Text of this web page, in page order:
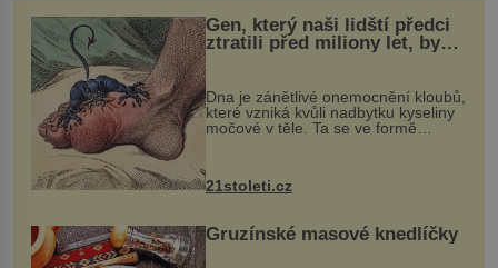
Gen, který naši lidští předci
ztratili před miliony let, by
mohl pomoci s léčbou
„nemoci králů“
Dna je zánětlivé onemocnění kloubů,
které vzniká kvůli nadbytku kyseliny
močové v těle. Ta se ve formě
nohou, a způsobuje bole...
21stoleti.cz
Gruzínské masové knedlíčky